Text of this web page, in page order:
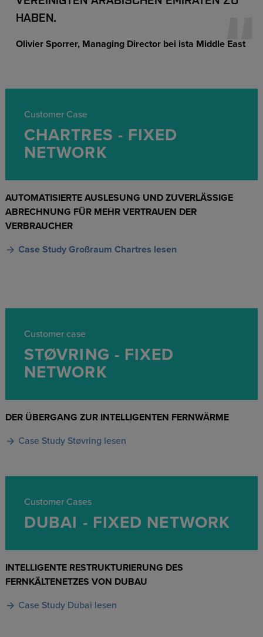
HABEN.
Olivier Sporrer Managing Director bei ista Middle East
Customer Case
CHARTRES - FIXED
NETWORK
AUTOMATISIERTE AUSLESUNG UND ZUVERLÄSSIGE
ABRECHNUNG FÜR MEHR VERTRAUEN DER
VERBRAUCHER
Case Study Großraum Chartres lesen
Customer case
STØVRING - FIXED
NETWORK
DER ÜBERGANG ZUR INTELLIGENTEN FERNWÄRME
Case Study Støvring lesen
Customer Cases
DUBAI - FIXED NETWORK
INTELLIGENTE RESTRUKTURIERUNG DES
FERNKÄLTENETZES VON DUBAU
Case Study Dubai lesen